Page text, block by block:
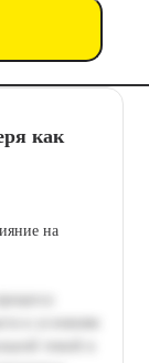
как
на